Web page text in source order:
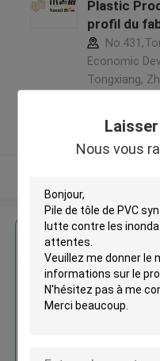
Nous vous
Plastic
profil du
Economic
Tongxiang,
Pile